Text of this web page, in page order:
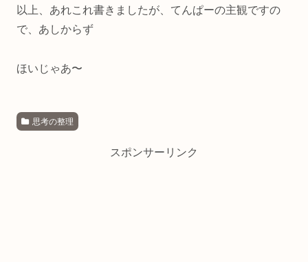
以上、あれこれ書きましたが、てんぱーの主観ですの
で、あしからず
ほいじゃあ〜
思考の整理
スポンサーリンク